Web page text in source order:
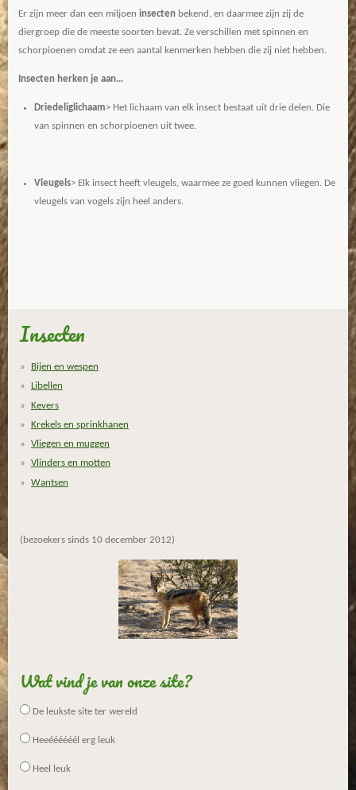
Er zijn meer dan een miljoen insecten bekend, en daarmee zijn zij de
diergroep die de meeste soorten bevat. Ze verschillen met spinnen en
schorpioenen omdat ze een aantal kenmerken hebben die zij niet hebben.
Insecten herken je aan...
Driedeliglichaam> Het lichaam van elk insect bestaat uit drie delen. Die
van spinnen en schorpioenen uit twee.
Vleugels> Elk insect heeft vleugels, waarmee ze goed kunnen vliegen. De
vleugels van vogels zijn heel anders.
Insecten
Bijen en wespen
Libellen
Kevers
Krekels en sprinkhanen
Vliegen en muggen
Vlinders en motten
Wantsen
(bezoekers sinds 10 december 2012)
Wat vind je van onze site?
De leukste site ter wereld
Heeéééééél erg leuk
Heel leuk